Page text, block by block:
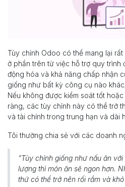
Tùy chỉnh Odoo có thể mang lại
ở phần trên từ việc hỗ trợ quy trình
động hóa và khả năng chấp nhận
giống như bất kỳ công cụ nào
Nếu không được kiểm soát tốt
ràng, các tùy chỉnh này có thể trở
và tài chính trong trung hạn và dài
Tôi thường chia sẻ với các doanh
“Tùy chỉnh giống như nấu ăn
lượng thì món ăn sẽ ngon hơn.
thứ có thể trở nên rối rắm và